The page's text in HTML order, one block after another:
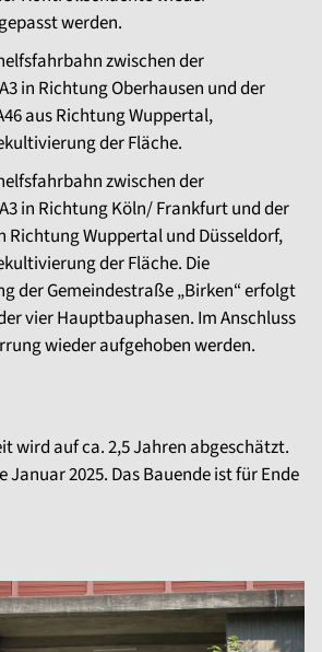
werden.
zwischen der
in Richtung Oberhausen und der
aus Richtung Wuppertal,
der Fläche.
zwischen der
in Richtung Köln/ Frankfurt und der
Richtung Wuppertal und Düsseldorf,
der Fläche. Die
der Gemeindestraße „Birken“ erfolgt
vier Hauptbauphasen. Im Anschluss
wieder aufgehoben werden.
wird auf ca. 2,5 Jahren abgeschätzt.
Januar 2025. Das Bauende ist für Ende